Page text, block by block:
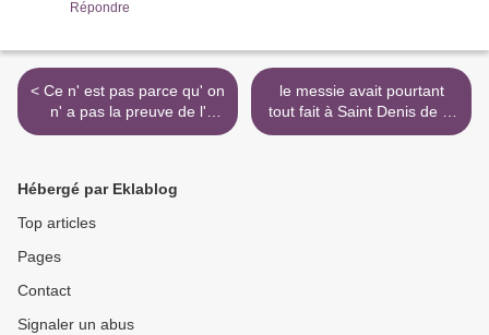
Répondre
< Ce n' est pas parce qu' on
n' a pas la preuve de l'
existence
le messie avait pourtant
tout fait à Saint Denis de la
Réunion ! >
Hébergé par Eklablog
Top articles
Pages
Contact
Signaler un abus